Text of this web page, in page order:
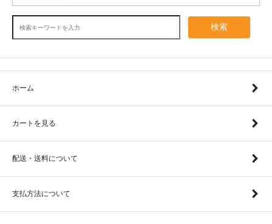
検索
ホーム
カートを見る
配送・送料について
支払方法について